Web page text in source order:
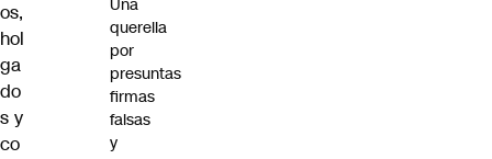
os,
hol
ga
do
s y
co
Una
querella
por
presuntas
firmas
falsas
y